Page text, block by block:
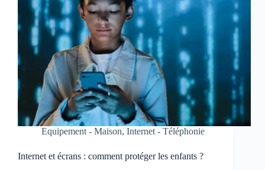
Equipement - Maison, Internet - Téléphonie
Internet et écrans : comment protéger les enfants ?